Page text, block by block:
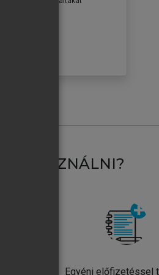
HASZNÁLNI?
Egyéni előfizetéssel